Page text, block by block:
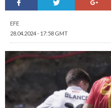
EFE
28.04.2024 - 17:58 GMT